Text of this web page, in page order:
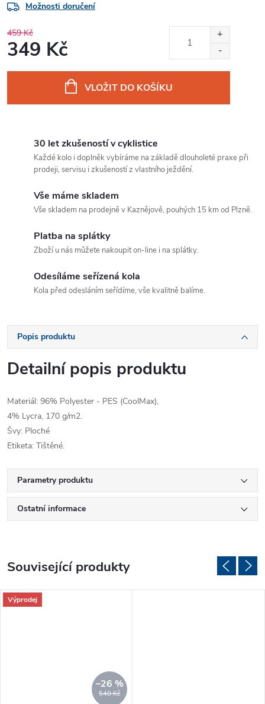
Možnosti doručení
459 Kč
349 Kč
VLOŽIT DO KOŠÍKU
30 let zkušeností v cyklistice
Každé kolo i doplněk vybíráme na základě dlouholeté praxe při
prodeji, servisu i zkušeností z vlastního ježdění.
Vše máme skladem
Vše skladem na prodejně v Kaznějově, pouhých 15 km od Plzně.
Platba na splátky
Zboží u nás můžete nakoupit on-line i na splátky.
Odesíláme seřízená kola
Kola před odesláním seřídíme, vše kvalitně balíme.
Popis produktu
Detailní popis produktu
Materiál: 96% Polyester - PES (CoolMax),
4% Lycra, 170 g/m2.
Švy: Ploché
Etiketa: Tištěné.
Parametry produktu
Ostatní informace
Související produkty
Výprodej
540 Kč
–26 %